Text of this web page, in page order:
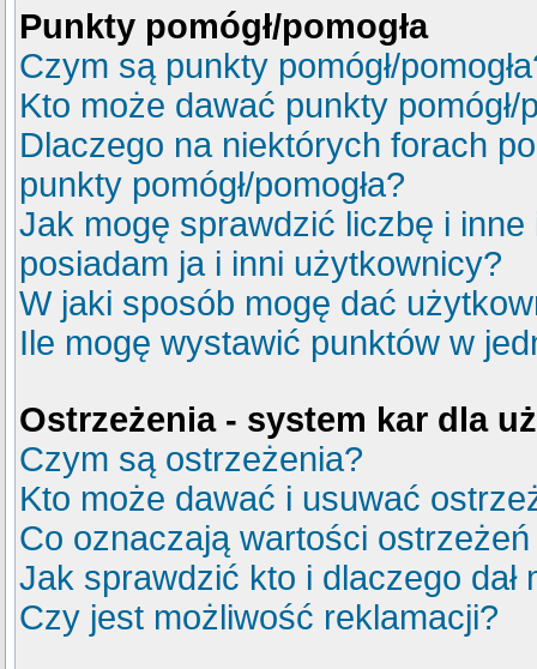
Punkty pomógł/pomogła
Czym są punkty pomógł/
Kto może dawać punkty pomógł/
Dlaczego na niektórych forach
punkty pomógł/pomogła?
Jak mogę sprawdzić liczbę i
posiadam ja i inni użytkownicy?
W jaki sposób mogę dać
Ile mogę wystawić punktów w
Ostrzeżenia - system kar dla
Czym są ostrzeżenia?
Kto może dawać i usuwać
Co oznaczają wartości
Jak sprawdzić kto i dlaczego dał
Czy jest możliwość reklamacji?